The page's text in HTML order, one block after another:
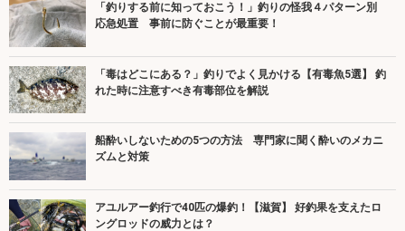
「釣りする前に知っておこう！」釣りの怪我４パターン別
応急処置 事前に防ぐことが最重要！
「毒はどこにある？」釣りでよく見かける【有毒魚5選】 釣
れた時に注意すべき有毒部位を解説
船酔いしないための5つの方法 専門家に聞く酔いのメカニ
ズムと対策
アユルアー釣行で40匹の爆釣！【滋賀】 好釣果を支えたロ
ングロッドの威力とは？